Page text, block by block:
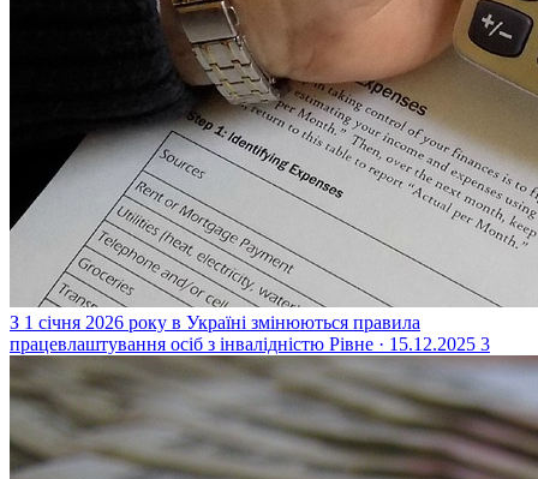
З 1 січня 2026 року в Україні змінюються правила
працевлаштування осіб з інвалідністю Рівне · 15.12.2025 3